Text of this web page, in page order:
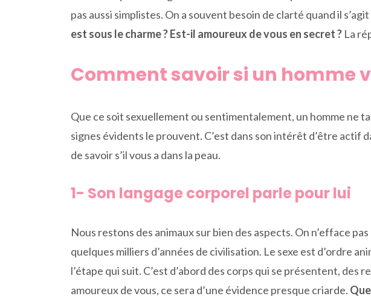
pas aussi simplistes. On a souvent besoin de clarté quand il
est sous le charme ? Est-il amoureux de vous en secret ? La
Comment savoir si un homme
Que ce soit sexuellement ou sentimentalement, un homme ne
signes évidents le prouvent. C’est dans son intérêt d’être actif
de savoir s’il vous a dans la peau.
1- Son langage corporel parle pour lui
Nous restons des animaux sur bien des aspects. On n’efface
quelques milliers d’années de civilisation. Le sexe est d’ordre
l’étape qui suit. C’est d’abord des corps qui se présentent, des
amoureux de vous, ce sera d’une évidence presque criarde.